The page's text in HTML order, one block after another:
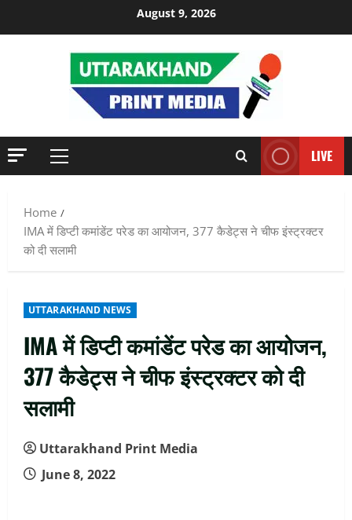
August 9, 2026
Primary
LIVE
Home
IMA में डिप्टी कमांडेंट परेड का आयोजन, 377 कैडेट्स ने चीफ इंस्ट्रक्टर
को दी सलामी
UTTARAKHAND NEWS
IMA में डिप्टी कमांडेंट परेड का आयोजन,
377 कैडेट्स ने चीफ इंस्ट्रक्टर को दी
सलामी
Uttarakhand Print Media
June 8, 2022